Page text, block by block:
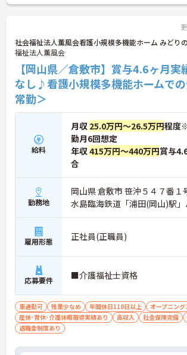
社会福祉法人薫風会看護小規模多機能ホーム みどり
福祉法人薫風会
【岡山県／倉敷市】賞与4.6ヶ月実
なし♪看護小規模多機能ホームで
常勤＞
給料
月収 25.0万円～26.5万円程度
勤月6回想定
年収415万円～440万円賞与
合
勤務地
岡山県 倉敷市 笹沖５４７番１
水島臨海鉄道「浦田(岡山)駅
雇用形態 正社員(正職員)
応募要件 ■介護福祉士資格
車通勤可 残業少なめ 年間休日110日以上
オープニン
産休･育休･介護休暇取得実績あり
高収入 社会保険完備
退職金制度あり